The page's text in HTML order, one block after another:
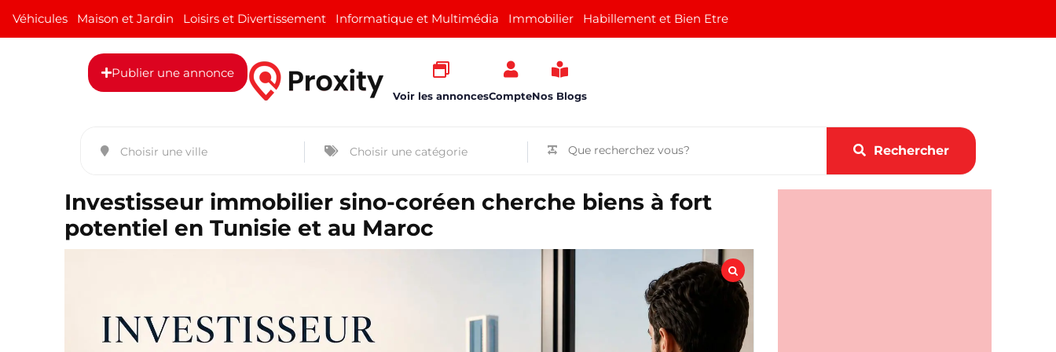
Véhicules Maison et Jardin Loisirs et Divertissement Informatique et Multimédia Immobilier Habillement et Bien Etre
Publier une annonce
Voir les annoncesCompteNos Blogs
Rechercher
Investisseur immobilier sino-coréen cherche biens à fort
potentiel en Tunisie et au Maroc